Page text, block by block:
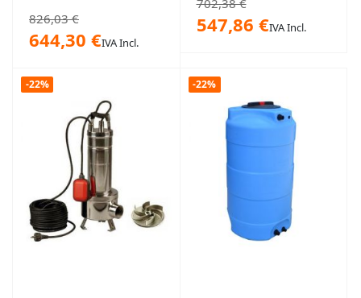
826,03 €
644,30 €IVA Incl.
547,86 €IVA Incl.
-22% -22%